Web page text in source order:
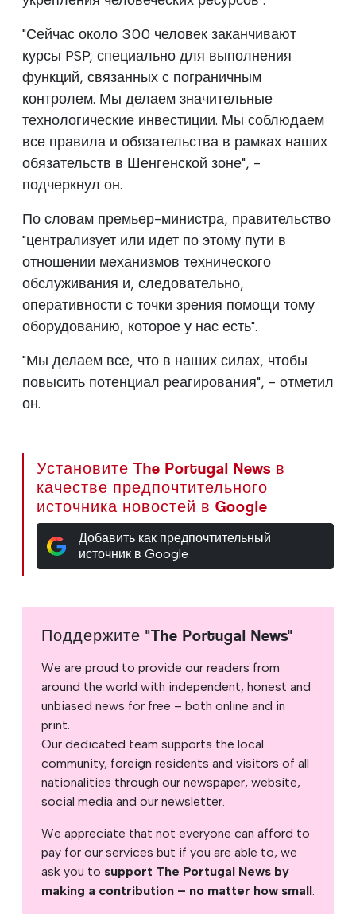
"Сейчас около 300 человек заканчивают
курсы PSP, специально для выполнения
функций, связанных с пограничным
контролем. Мы делаем значительные
технологические инвестиции. Мы соблюдаем
все правила и обязательства в рамках наших
обязательств в Шенгенской зоне", -
подчеркнул он.
По словам премьер-министра, правительство
"централизует или идет по этому пути в
отношении механизмов технического
обслуживания и, следовательно,
оперативности с точки зрения помощи тому
оборудованию, которое у нас есть".
"Мы делаем все, что в наших силах, чтобы
повысить потенциал реагирования", - отметил
он.
Установите The Portugal News в
качестве предпочтительного
источника новостей в Google
Добавить как предпочтительный
источник в Google
Поддержите "The Portugal News"
We are proud to provide our readers from
around the world with independent, honest and
unbiased news for free – both online and in
print.
Our dedicated team supports the local
community, foreign residents and visitors of all
nationalities through our newspaper, website,
social media and our newsletter.
We appreciate that not everyone can afford to
pay for our services but if you are able to, we
ask you to support The Portugal News by
making a contribution – no matter how small.